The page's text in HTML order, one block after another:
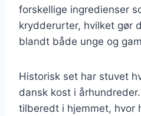
forskellige ingredienser
krydderurter, hvilket gør
blandt både unge og
Historisk set har stuvet
dansk kost i
tilberedt i hjemmet, hvor